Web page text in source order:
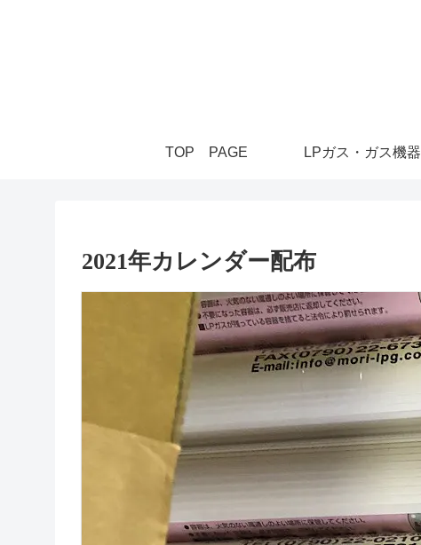
TOP PAGE LPガス・ガス機器
2021年カレンダー配布